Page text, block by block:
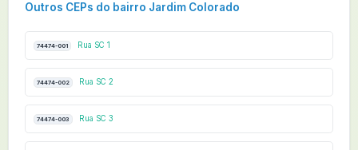
Outros CEPs do bairro Jardim Colorado
74474-001 Rua SC 1
74474-002 Rua SC 2
74474-003 Rua SC 3